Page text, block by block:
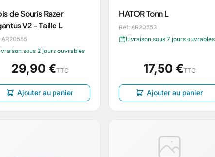
de Souris Razer
V2 - Taille L
AR20555
sous 2 jours ouvrables
29,90 €TTC
Ajouter au panier
HATOR Tonn L
Réf: AR20553
Livraison sous 7 jours ouvrables
17,50 €TTC
Ajouter au panier